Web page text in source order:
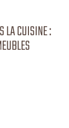
LA CUISINE :